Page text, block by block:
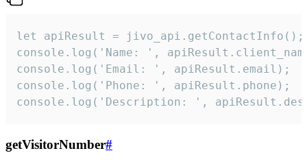
let apiResult = jivo_api.getContactInfo();
console.log('Name: ',
console.log('Email: ', apiResult.email);
console.log('Phone: ', apiResult.phone);
console.log('Description: ',
getVisitorNumber#